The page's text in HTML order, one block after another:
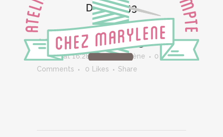
DSC_0953
19 DÉC DSC_0953
Posted at 16:28h Marylène
0
Comments
0 Likes Share